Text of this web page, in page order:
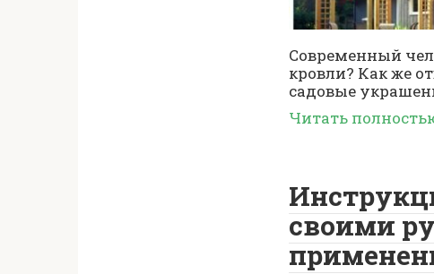
Современный
кровли? Как же
садовые
Читать
своими